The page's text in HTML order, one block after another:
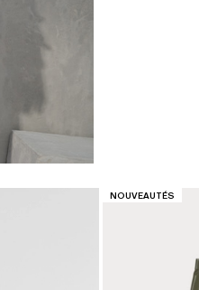
CATÉGORIE:
NOUVEAUTÉS